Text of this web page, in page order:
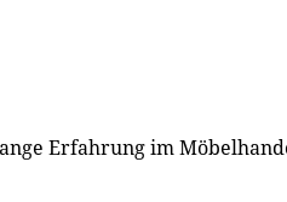
Erfahrung im